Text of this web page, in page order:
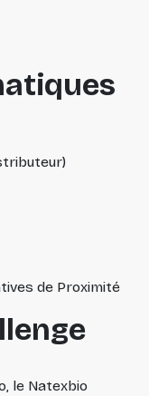
de Proximité
le Natexbio